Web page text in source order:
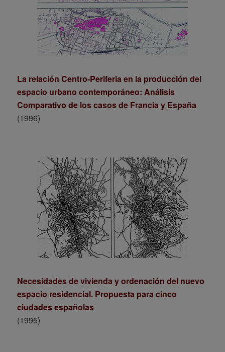
La relación Centro-Periferia en la producción del
espacio urbano contemporáneo: Análisis
Comparativo de los casos de Francia y España
(1996)
Necesidades de vivienda y ordenación del nuevo
espacio residencial. Propuesta para cinco
ciudades españolas
(1995)